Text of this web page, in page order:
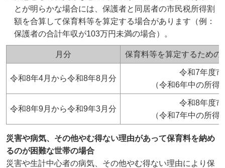
とが明らかな場合には、保護者と同居者の市民税所得割
額を合算して保育料等を算定する場合があります（例：
保護者の合計年収が103万円未満の場合）。
月分 保育料等を算定するための
令和8年4月から令和8年8月分
令和7年度
（令和6年中の所得
令和8年9月から令和9年3月分
令和8年度
（令和7年中の所得
災害や病気、その他やむ得ない理由があって保育料を納め
るのが困難な世帯の場合
災害や生計中心者の病気、その他やむ得ない理由により保